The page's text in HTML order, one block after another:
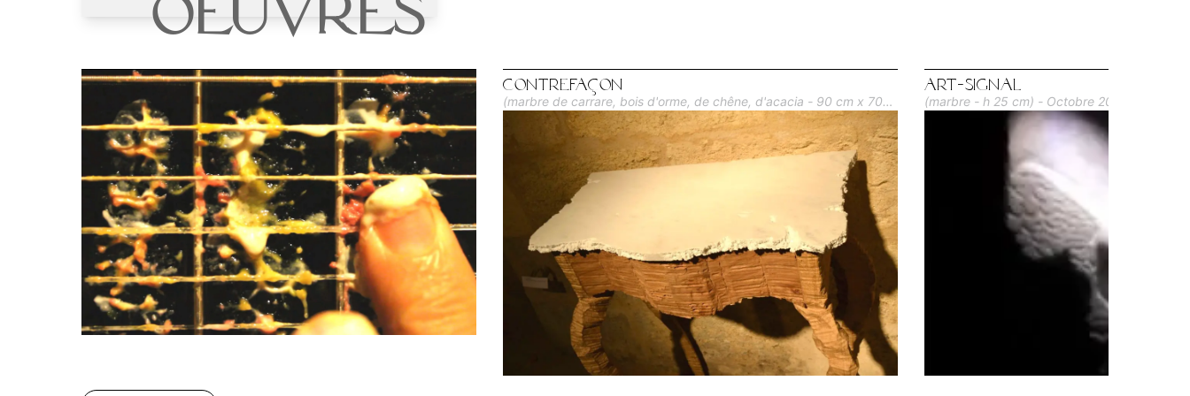
Oeuvres
Contrefaçon
(marbre de carrare, bois d'orme, de chêne, d'acacia - 90 cm x 70
cm x 35 cm) - Octobre 2017
Art-Signal
(marbre - h 25 cm) - Octobre 2015